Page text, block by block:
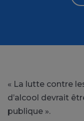
« La lutte contre
d’alcool devrait
publique ».